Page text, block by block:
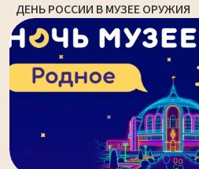
ДЕНЬ РОССИИ В МУЗЕЕ ОРУЖИЯ